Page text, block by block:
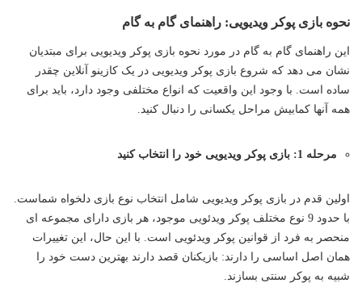
نحوه بازی پوکر ویدیویی: راهنمای گام به گام
این راهنمای گام به گام در مورد نحوه بازی پوکر ویدیویی برای مبتدیان
نشان می دهد که شروع بازی پوکر ویدیویی در یک کازینو آنلاین چقدر
ساده است. با وجود این واقعیت که انواع مختلفی وجود دارد، باید برای
همه آنها کمابیش مراحل یکسانی را دنبال کنید.
مرحله 1: بازی پوکر ویدیویی خود را انتخاب کنید
اولین قدم در بازی پوکر ویدیویی شامل انتخاب نوع بازی دلخواه شماست.
با حدود 9 نوع مختلف پوکر ویدئویی موجود، هر بازی دارای مجموعه ای
منحصر به فرد از قوانین پوکر ویدئویی است. با این حال، این تغییرات
همان اصل اساسی را دارند: بازیکنان قصد دارند بهترین دست خود را
شبیه به پوکر سنتی بسازند.